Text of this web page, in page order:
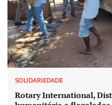
SOLIDARIEDADE
Rotary International,